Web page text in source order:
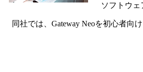
ソフトウェ
同社では、Gateway Neoを初心者向